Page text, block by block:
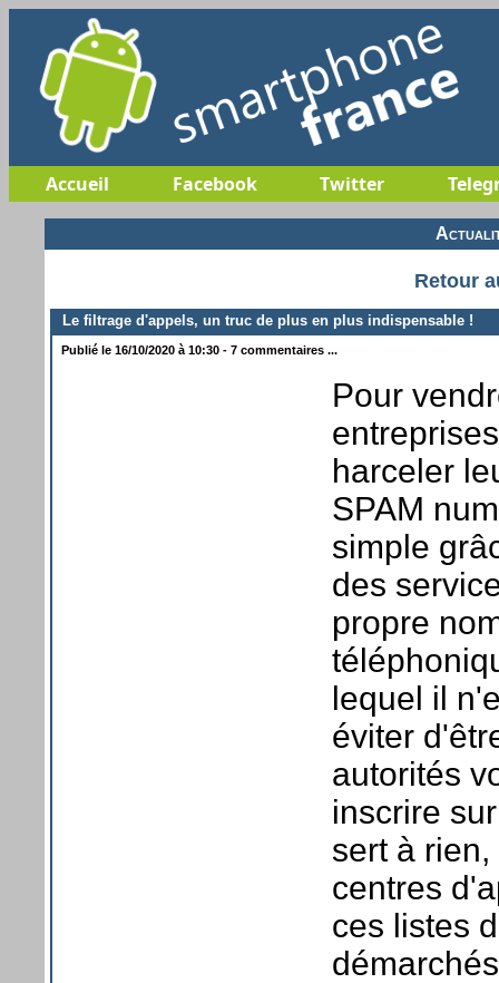
Accueil Facebook Twitter
Retour
Le filtrage d'appels, un truc de plus en plus indispensable !
Publié le 16/10/2020 à 10:30 - 7 commentaires ...
Pour
harceler
SPAM
simple
des
propre
lequel il
éviter
autorités
inscrire
sert à
centres
ces listes